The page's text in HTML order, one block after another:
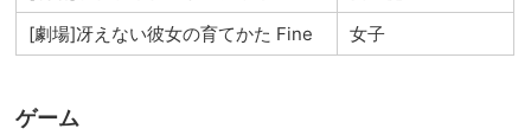
[劇場]冴えない彼女の育てかた Fine
女子
ゲーム